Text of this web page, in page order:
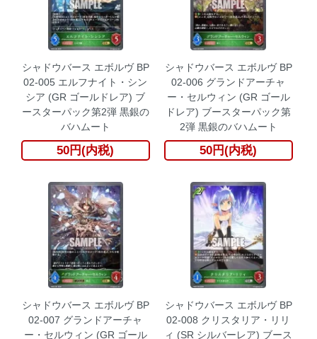
シャドウバース エボルヴ BP
02-005 エルフナイト・シン
シア (GR ゴールドレア) ブ
ースターパック第2弾 黒銀の
バハムート
50円(内税)
シャドウバース エボルヴ BP
02-006 グランドアーチャ
ー・セルウィン (GR ゴール
ドレア) ブースターパック第
2弾 黒銀のバハムート
50円(内税)
シャドウバース エボルヴ BP
02-007 グランドアーチャ
ー・セルウィン (GR ゴール
シャドウバース エボルヴ BP
02-008 クリスタリア・リリ
ィ (SR シルバーレア) ブース